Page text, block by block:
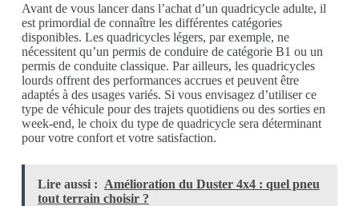
Avant de vous lancer dans l’achat d’un quadricycle adulte, il
est primordial de connaître les différentes catégories
disponibles. Les quadricycles légers, par exemple, ne
nécessitent qu’un permis de conduire de catégorie B1 ou un
permis de conduite classique. Par ailleurs, les quadricycles
lourds offrent des performances accrues et peuvent être
adaptés à des usages variés. Si vous envisagez d’utiliser ce
type de véhicule pour des trajets quotidiens ou des sorties en
week-end, le choix du type de quadricycle sera déterminant
pour votre confort et votre satisfaction.
Lire aussi : Amélioration du Duster 4x4 : quel pneu
tout terrain choisir ?